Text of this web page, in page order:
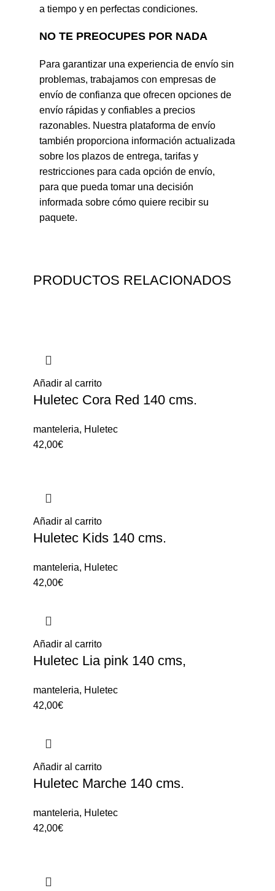
a tiempo y en perfectas condiciones.
NO TE PREOCUPES POR NADA
Para garantizar una experiencia de envío sin
problemas, trabajamos con empresas de
envío de confianza que ofrecen opciones de
envío rápidas y confiables a precios
razonables. Nuestra plataforma de envío
también proporciona información actualizada
sobre los plazos de entrega, tarifas y
restricciones para cada opción de envío,
para que pueda tomar una decisión
informada sobre cómo quiere recibir su
paquete.
PRODUCTOS RELACIONADOS
Añadir al carrito
Huletec Cora Red 140 cms.
manteleria, Huletec
42,00€
Añadir al carrito
Huletec Kids 140 cms.
manteleria, Huletec
42,00€
Añadir al carrito
Huletec Lia pink 140 cms,
manteleria, Huletec
42,00€
Añadir al carrito
Huletec Marche 140 cms.
manteleria, Huletec
42,00€